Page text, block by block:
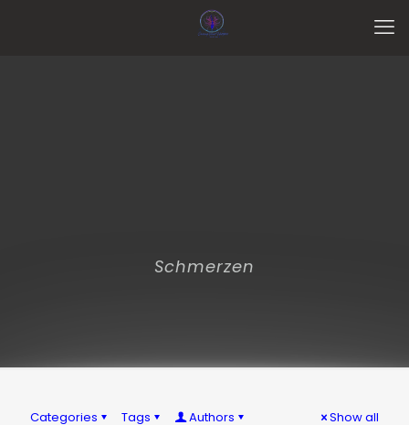
Schmerzen
Categories Tags Authors Show all